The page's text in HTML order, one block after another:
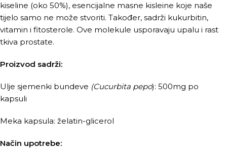
kiseline (oko 50%), esencijalne masne kisleine koje naše
tijelo samo ne može stvoriti. Također, sadrži kukurbitin,
vitamin i fitosterole. Ove molekule usporavaju upalu i rast
tkiva prostate.
Proizvod sadrži:
Ulje sjemenki bundeve (Cucurbita pepo): 500mg po
kapsuli
Meka kapsula: želatin-glicerol
Način upotrebe: